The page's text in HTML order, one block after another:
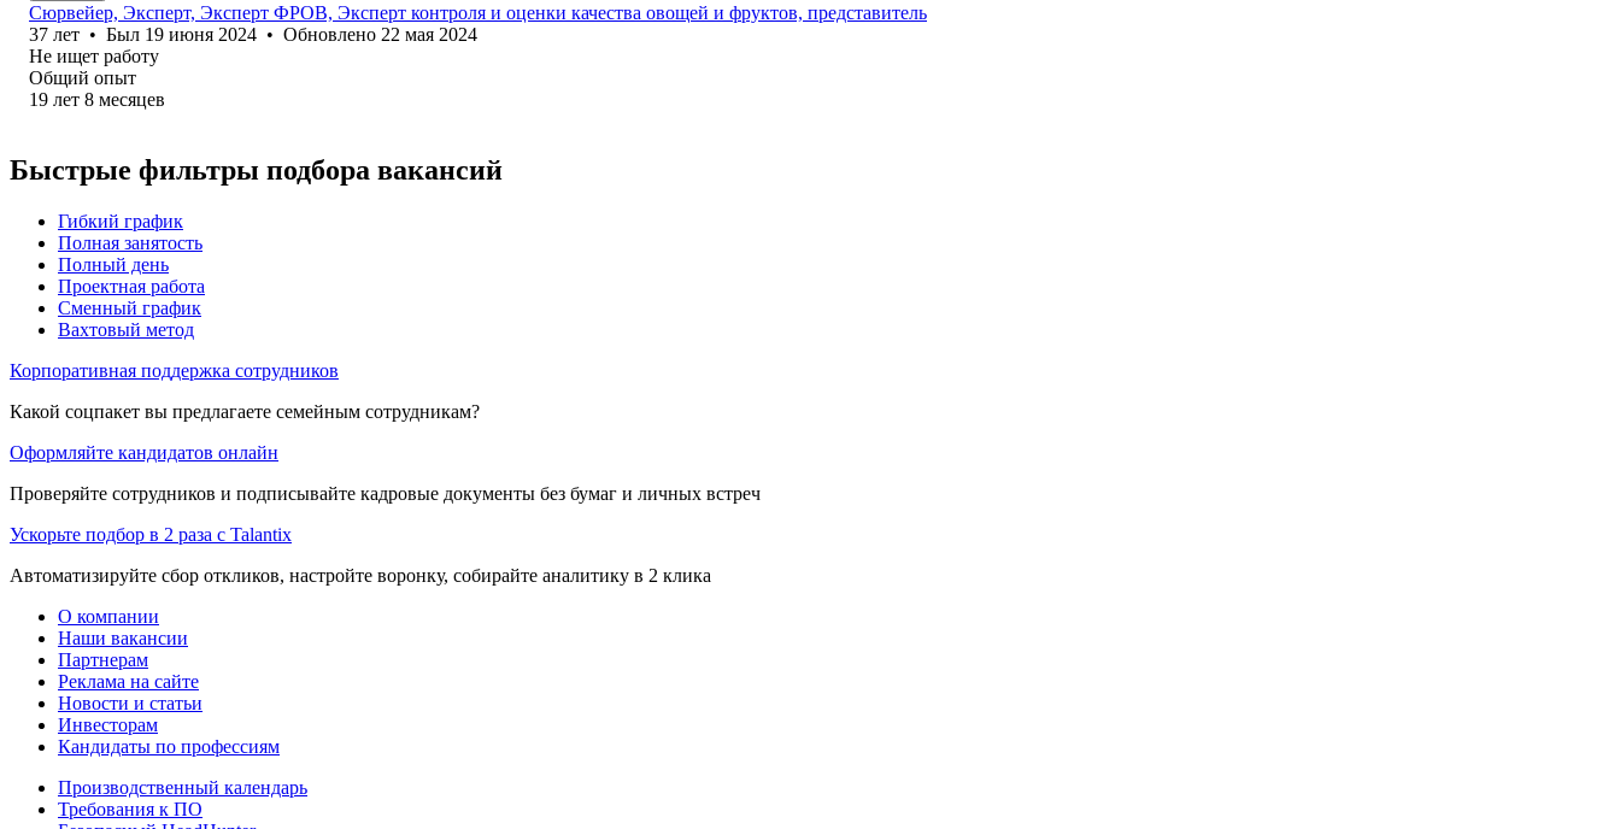
Сюрвейер, Эксперт, Эксперт ФРОВ, Эксперт контроля и оценки качества овощей и фруктов, представитель
37 лет • Был 19 июня 2024 • Обновлено 22 мая 2024
Не ищет работу
Общий опыт
19 лет 8 месяцев
Быстрые фильтры подбора вакансий
Гибкий график
Полная занятость
Полный день
Проектная работа
Сменный график
Вахтовый метод
Корпоративная поддержка сотрудников
Какой соцпакет вы предлагаете семейным сотрудникам?
Оформляйте кандидатов онлайн
Проверяйте сотрудников и подписывайте кадровые документы без бумаг и личных встреч
Ускорьте подбор в 2 раза с Talantix
Автоматизируйте сбор откликов, настройте воронку, собирайте аналитику в 2 клика
О компании
Наши вакансии
Партнерам
Реклама на сайте
Новости и статьи
Инвесторам
Кандидаты по профессиям
Производственный календарь
Требования к ПО